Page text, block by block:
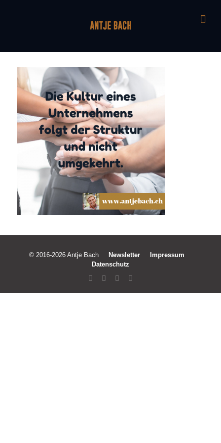
© 2016-2026 Antje Bach Newsletter
Impressum
Datenschutz